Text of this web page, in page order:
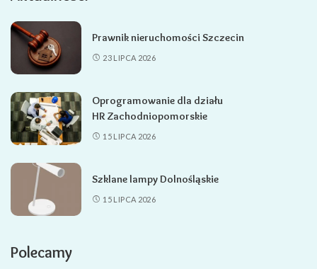
Prawnik nieruchomości Szczecin
23 LIPCA 2026
Oprogramowanie dla działu
HR Zachodniopomorskie
15 LIPCA 2026
Szklane lampy Dolnośląskie
15 LIPCA 2026
Polecamy